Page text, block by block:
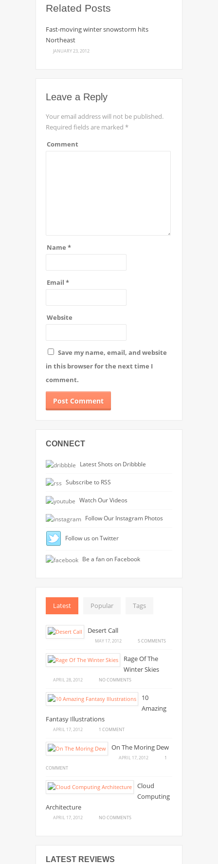
Related Posts
Fast-moving winter snowstorm hits
Northeast
JANUARY 23, 2012
Leave a Reply
Your email address will not be published.
Required fields are marked *
Comment
Name *
Email *
Website
Save my name, email, and website
in this browser for the next time I
comment.
CONNECT
Latest Shots on Dribbble
Subscribe to RSS
Watch Our Videos
Follow Our Instagram Photos
Follow us on Twitter
Be a fan on Facebook
Latest Popular Tags
Desert Call
MAY 17, 2012 5 COMMENTS
Rage Of The
Winter Skies
APRIL 28, 2012 NO COMMENTS
OF
10
Amazing
Fantasy Illustrations
APRIL 17, 2012 1 COMMENT
AMAZING
FANTASY
On The Moring Dew
APRIL 17, 2012
1
COMMENT
THE
DEW
Cloud
Computing
Architecture
APRIL 17, 2012 NO COMMENTS
LATEST REVIEWS